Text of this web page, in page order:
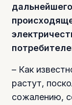
– Как
растут,
сожалению,